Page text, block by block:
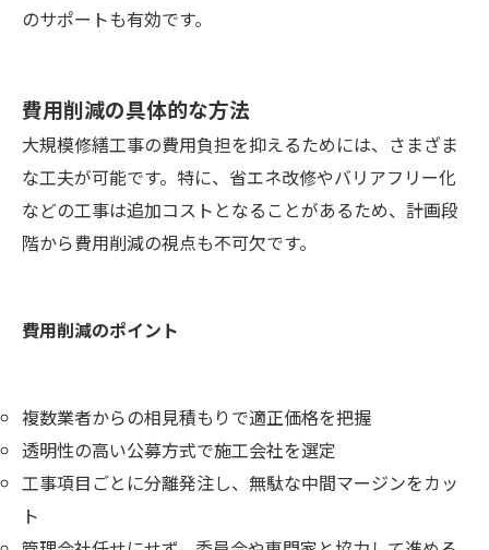
のサポートも有効です。
費用削減の具体的な方法
大規模修繕工事の費用負担を抑えるためには、さまざま
な工夫が可能です。特に、省エネ改修やバリアフリー化
などの工事は追加コストとなることがあるため、計画段
階から費用削減の視点も不可欠です。
費用削減のポイント
複数業者からの相見積もりで適正価格を把握
透明性の高い公募方式で施工会社を選定
工事項目ごとに分離発注し、無駄な中間マージンをカッ
ト